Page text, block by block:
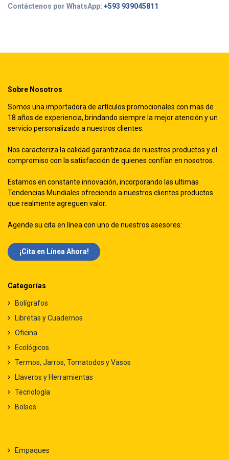
Contáctenos por WhatsApp: +593 939045811
Sobre Nosotros
Somos una importadora de artículos promocionales con mas de
18 años de experiencia, brindando siempre la mejor atención y un
servicio personalizado a nuestros clientes.
Nos caracteriza la calidad garantizada de nuestros productos y el
compromiso con la satisfacción de quienes confían en nosotros.
Estamos en constante innovación, incorporando las ultimas
Tendencias Mundiales ofreciendo a nuestros clientes productos
que realmente agreguen valor.
Agende su cita en línea con uno de nuestros asesores:
¡Cita en Línea Ah​​ora!
Categorías
Bolígrafos
Libretas y Cuadernos
Oficina
Ecológicos
Termos, Jarros, Tomatodos y Vasos
Llaveros y Herramientas
Tecnología
Bolsos
Empaques